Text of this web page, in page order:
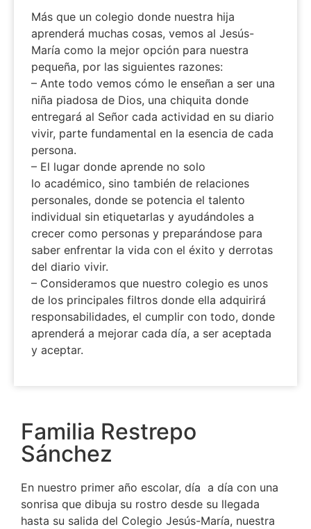
Más que un colegio donde nuestra hija
aprenderá muchas cosas, vemos al Jesús-
María como la mejor opción para nuestra
pequeña, por las siguientes razones:
– Ante todo vemos cómo le enseñan a ser una
niña piadosa de Dios, una chiquita donde
entregará al Señor cada actividad en su diario
vivir, parte fundamental en la esencia de cada
persona.
– El lugar donde aprende no solo
lo académico, sino también de relaciones
personales, donde se potencia el talento
individual sin etiquetarlas y ayudándoles a
crecer como personas y preparándose para
saber enfrentar la vida con el éxito y derrotas
del diario vivir.
– Consideramos que nuestro colegio es unos
de los principales filtros donde ella adquirirá
responsabilidades, el cumplir con todo, donde
aprenderá a mejorar cada día, a ser aceptada
y aceptar.
Familia Restrepo
Sánchez
En nuestro primer año escolar, día a día con una
sonrisa que dibuja su rostro desde su llegada
hasta su salida del Colegio Jesús-María, nuestra